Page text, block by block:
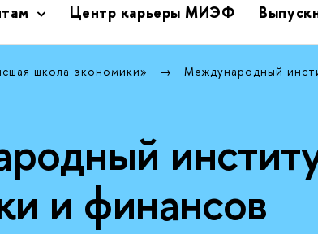
Центр карьеры МИЭФ
школа экономики» Международный
и финансов